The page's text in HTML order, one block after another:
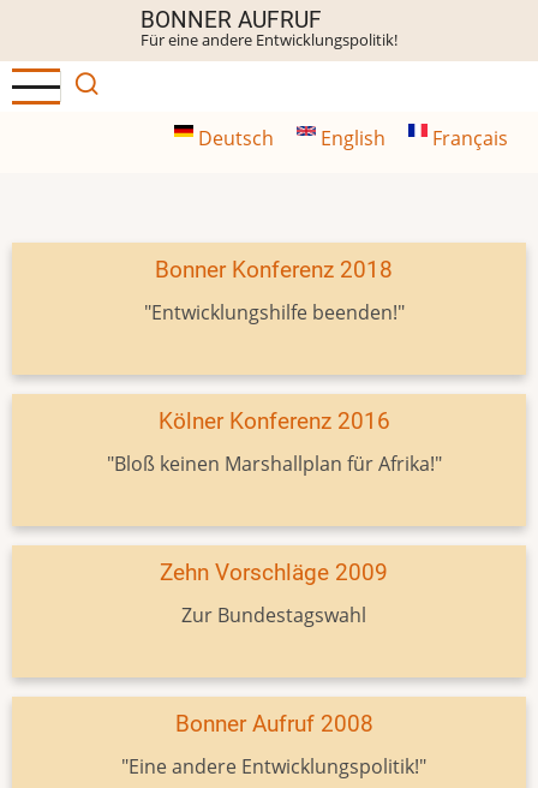
Inhalt
BONNER AUFRUF
Für eine andere Entwicklungspolitik!
Deutsch English Français
Bonner Konferenz 2018
"Entwicklungshilfe beenden!"
Kölner Konferenz 2016
"Bloß keinen Marshallplan für Afrika!"
Zehn Vorschläge 2009
Zur Bundestagswahl
Bonner Aufruf 2008
"Eine andere Entwicklungspolitik!"